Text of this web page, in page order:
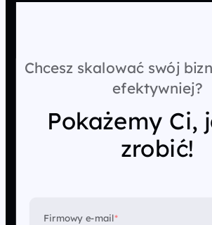
Chcesz skalować swój
efektywniej?
Pokażemy Ci,
zrobić!
Firmowy e-mail*